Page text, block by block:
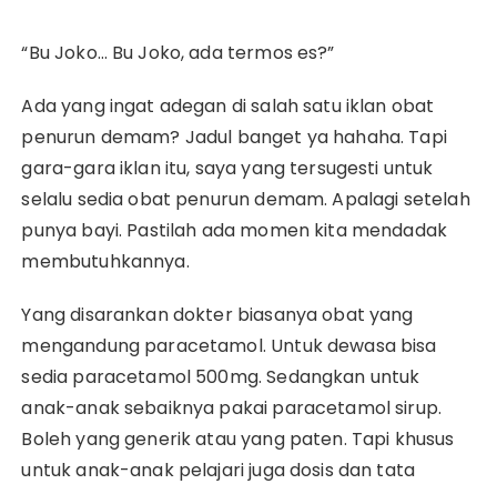
“Bu Joko… Bu Joko, ada termos es?”
Ada yang ingat adegan di salah satu iklan obat
penurun demam? Jadul banget ya hahaha. Tapi
gara-gara iklan itu, saya yang tersugesti untuk
selalu sedia obat penurun demam. Apalagi setelah
punya bayi. Pastilah ada momen kita mendadak
membutuhkannya.
Yang disarankan dokter biasanya obat yang
mengandung paracetamol. Untuk dewasa bisa
sedia paracetamol 500mg. Sedangkan untuk
anak-anak sebaiknya pakai paracetamol sirup.
Boleh yang generik atau yang paten. Tapi khusus
untuk anak-anak pelajari juga dosis dan tata